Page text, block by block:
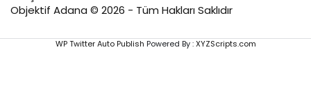
Objektif Adana © 2026 - Tüm Hakları Saklıdır
WP Twitter Auto Publish Powered By :XYZScripts.com